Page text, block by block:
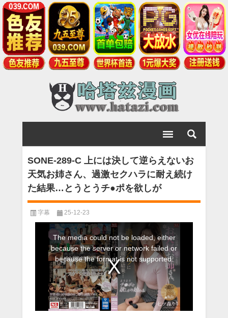
SONE-289-C 上には決して逆らえないお
天気お姉さん、過激セクハラに耐え続け
た結果…とうとうチ●ポを欲しが
字幕 25-12-23
modal
window.
The media could not be loaded, either
because the server or network failed or
because the format is not supported.